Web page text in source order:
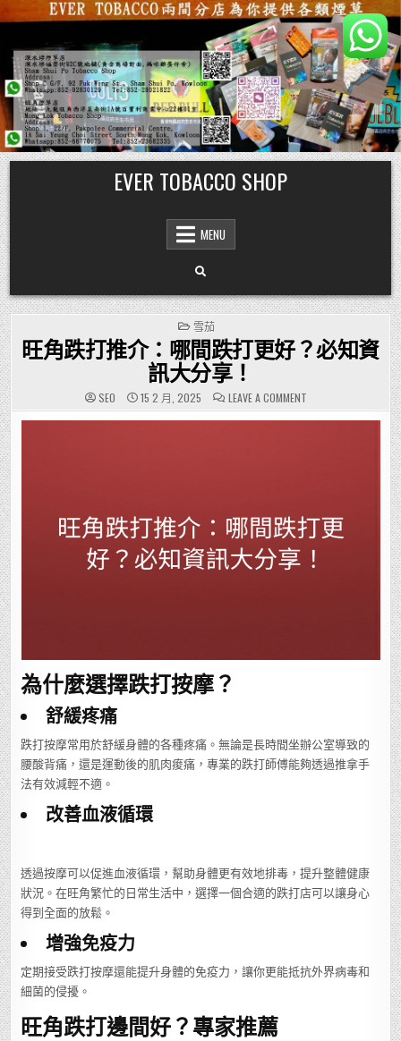
Skip
to
content
EVER TOBACCO SHOP
MENU
POSTED
IN
雪茄
旺角跌打推介：哪間跌打更好？必知資
訊大分享！
SEO 15 2 月, 2025 LEAVE A COMMENT
旺
角
更
好？
必
知
資
訊
為什麼選擇跌打按摩？
舒緩疼痛
跌打按摩常用於舒緩身體的各種疼痛。無論是長時間坐辦公室導致的
腰酸背痛，還是運動後的肌肉痠痛，專業的跌打師傅能夠透過推拿手
法有效減輕不適。
改善血液循環
透過按摩可以促進血液循環，幫助身體更有效地排毒，提升整體健康
狀況。在旺角繁忙的日常生活中，選擇一個合適的跌打店可以讓身心
得到全面的放鬆。
增強免疫力
定期接受跌打按摩還能提升身體的免疫力，讓你更能抵抗外界病毒和
細菌的侵擾。
旺角跌打邊間好？專家推薦